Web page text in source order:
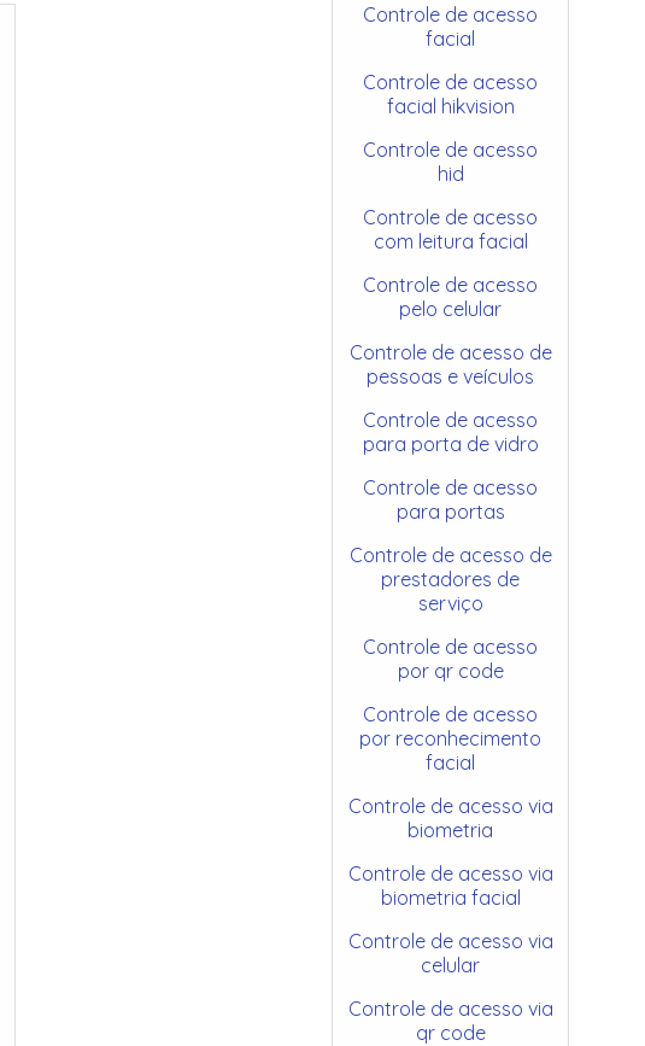
Controle de acesso
facial
Controle de acesso
facial hikvision
Controle de acesso
hid
Controle de acesso
com leitura facial
Controle de acesso
pelo celular
Controle de acesso de
pessoas e veículos
Controle de acesso
para porta de vidro
Controle de acesso
para portas
Controle de acesso de
prestadores de
serviço
Controle de acesso
por qr code
Controle de acesso
por reconhecimento
facial
Controle de acesso via
biometria
Controle de acesso via
biometria facial
Controle de acesso via
celular
Controle de acesso via
qr code